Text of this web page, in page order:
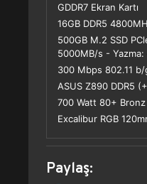
GDDR7 Ekran Kartı
16GB DDR5
500GB M.2 SSD
5000MB/s - Yazma:
300 Mbps 802.11
ASUS Z890 DDR5
700 Watt 80+ Bronz
Excalibur RGB
Paylaş: